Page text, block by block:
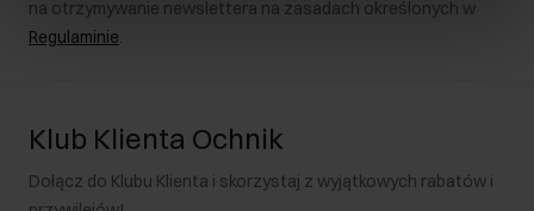
na otrzymywanie newslettera na zasadach określonych w
Regulaminie.
Klub Klienta Ochnik
Dołącz do Klubu Klienta i skorzystaj z wyjątkowych rabatów i